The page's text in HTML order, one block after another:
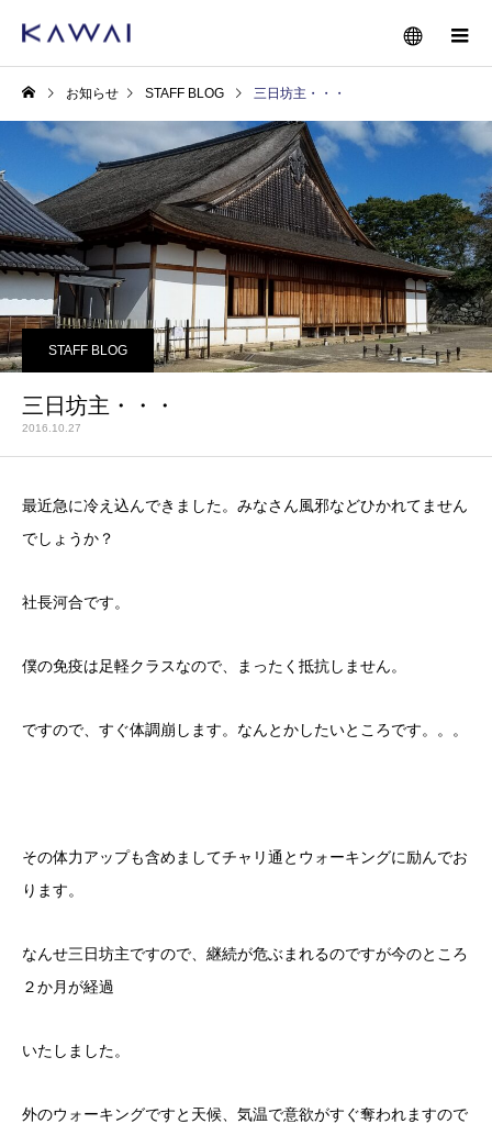
お知らせ STAFF BLOG 三日坊主・・・
STAFF BLOG
三日坊主・・・
2016.10.27
最近急に冷え込んできました。みなさん風邪などひかれてません
でしょうか？
社長河合です。
僕の免疫は足軽クラスなので、まったく抵抗しません。
ですので、すぐ体調崩します。なんとかしたいところです。。。
その体力アップも含めましてチャリ通とウォーキングに励んでお
ります。
なんせ三日坊主ですので、継続が危ぶまれるのですが今のところ
２か月が経過
いたしました。
外のウォーキングですと天候、気温で意欲がすぐ奪われますので